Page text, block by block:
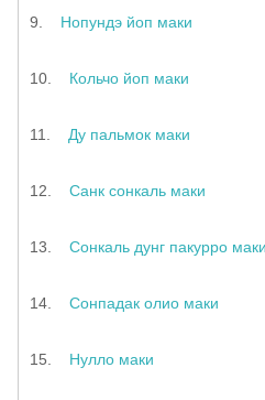
9. Нопундэ йоп маки
10. Кольчо йоп маки
11. Ду пальмок маки
12. Санк сонкаль маки
13. Сонкаль дунг пакурро
14. Сонпадак олио маки
15. Нулло маки